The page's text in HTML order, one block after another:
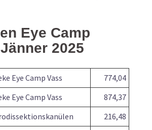
Eye Camp
2025
Eye Camp Vass
774,04
Eye Camp Vass
874,37
216,48